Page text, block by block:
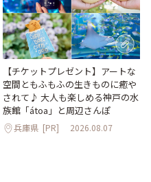
【チケットプレゼント】アートな
空間ともふもふの生きものに癒や
されて♪ 大人も楽しめる神戸の水
族館「átoa」と周辺さんぽ
兵庫県 [PR] 2026.08.07